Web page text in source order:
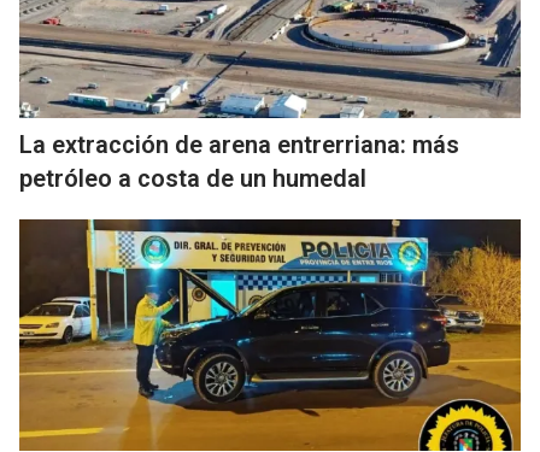
La extracción de arena entrerriana: más
petróleo a costa de un humedal